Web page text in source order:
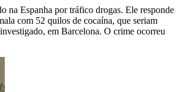
na Espanha por tráfico drogas. Ele responde
com 52 quilos de cocaína, que seriam
em Barcelona. O crime ocorreu